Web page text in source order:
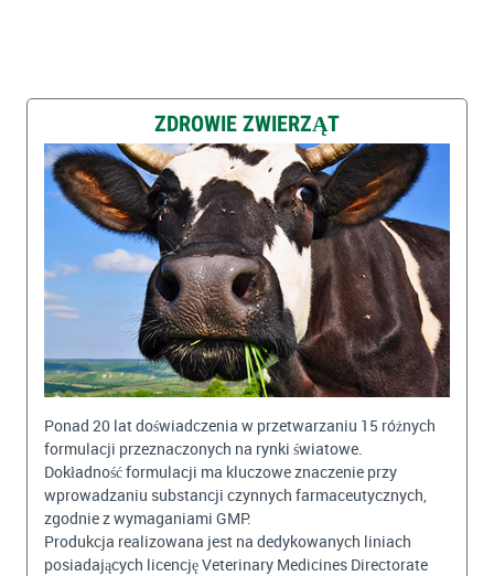
ZDROWIE ZWIERZĄT
Ponad 20 lat doświadczenia w przetwarzaniu 15 różnych
formulacji przeznaczonych na rynki światowe.
Dokładność formulacji ma kluczowe znaczenie przy
wprowadzaniu substancji czynnych farmaceutycznych,
zgodnie z wymaganiami GMP.
Produkcja realizowana jest na dedykowanych liniach
posiadających licencję Veterinary Medicines Directorate